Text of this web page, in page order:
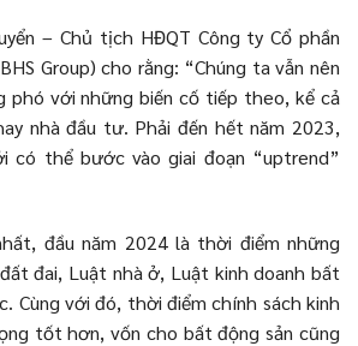
– Chủ tịch HĐQT Công ty Cổ phần
Group) cho rằng: “Chúng ta vẫn nên
phó với những biến cố tiếp theo, kể cả
nhà đầu tư. Phải đến hết năm 2023,
có thể bước vào giai đoạn “uptrend”
đầu năm 2024 là thời điểm những
đai, Luật nhà ở, Luật kinh doanh bất
Cùng với đó, thời điểm chính sách kinh
tốt hơn, vốn cho bất động sản cũng